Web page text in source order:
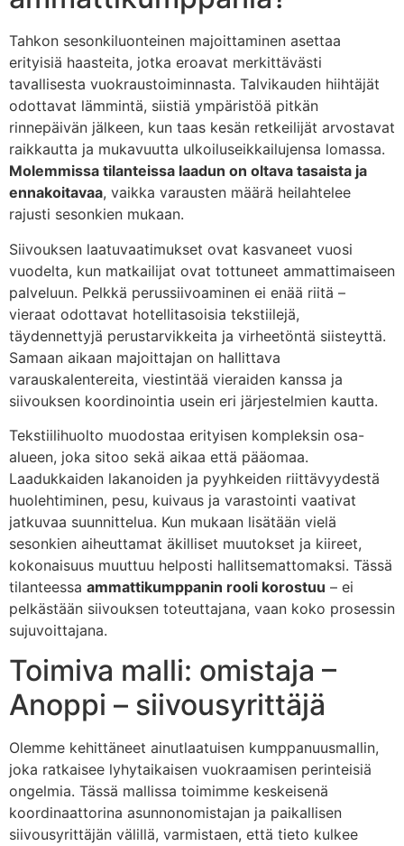
Tahkon sesonkiluonteinen majoittaminen asettaa
erityisiä haasteita, jotka eroavat merkittävästi
tavallisesta vuokraustoiminnasta. Talvikauden hiihtäjät
odottavat lämmintä, siistiä ympäristöä pitkän
rinnepäivän jälkeen, kun taas kesän retkeilijät arvostavat
raikkautta ja mukavuutta ulkoiluseikkailujensa lomassa.
Molemmissa tilanteissa laadun on oltava tasaista ja
ennakoitavaa, vaikka varausten määrä heilahtelee
rajusti sesonkien mukaan.
Siivouksen laatuvaatimukset ovat kasvaneet vuosi
vuodelta, kun matkailijat ovat tottuneet ammattimaiseen
palveluun. Pelkkä perussiivoaminen ei enää riitä –
vieraat odottavat hotellitasoisia tekstiilejä,
täydennettyjä perustarvikkeita ja virheetöntä siisteyttä.
Samaan aikaan majoittajan on hallittava
varauskalentereita, viestintää vieraiden kanssa ja
siivouksen koordinointia usein eri järjestelmien kautta.
Tekstiilihuolto muodostaa erityisen kompleksin osa-
alueen, joka sitoo sekä aikaa että pääomaa.
Laadukkaiden lakanoiden ja pyyhkeiden riittävyydestä
huolehtiminen, pesu, kuivaus ja varastointi vaativat
jatkuvaa suunnittelua. Kun mukaan lisätään vielä
sesonkien aiheuttamat äkilliset muutokset ja kiireet,
kokonaisuus muuttuu helposti hallitsemattomaksi. Tässä
tilanteessa ammattikumppanin rooli korostuu – ei
pelkästään siivouksen toteuttajana, vaan koko prosessin
sujuvoittajana.
Toimiva malli: omistaja –
Anoppi – siivousyrittäjä
Olemme kehittäneet ainutlaatuisen kumppanuusmallin,
joka ratkaisee lyhytaikaisen vuokraamisen perinteisiä
ongelmia. Tässä mallissa toimimme keskeisenä
koordinaattorina asunnonomistajan ja paikallisen
siivousyrittäjän välillä, varmistaen, että tieto kulkee